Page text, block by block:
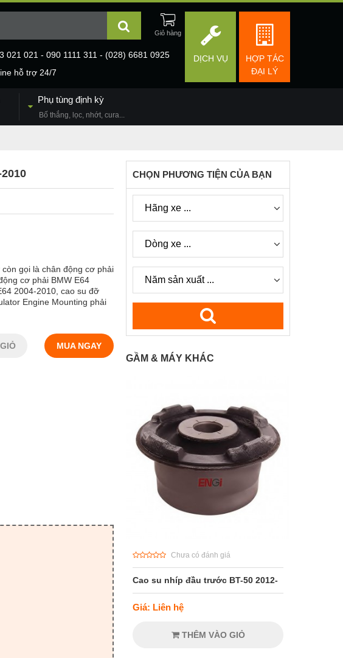
HỢP TÁC
ĐẠI LÝ
DỊCH VỤ
021 021 - 090 1111 311 - (028) 6681 0925
hỗ trợ 24/7
Phụ tùng định kỳ
Bố thắng, lọc, nhớt, cura...
gọi là chân động cơ phải
cơ phải BMW E64
2004-2010, cao su đỡ
Engine Mounting phải
MUA NGAY
CHỌN PHƯƠNG TIỆN CỦA BẠN
GẦM & MÁY KHÁC
Chưa có đánh giá
Cao su nhíp đầu trước BT-50 2012-
Giá: Liên hệ
THÊM VÀO GIỎ